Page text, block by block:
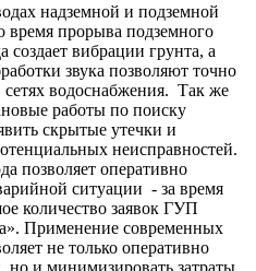
надземной и подземной
прорыва подземного
вибрации грунта, а
звука позволяют точно
водоснабжения. Так же
работы по поиску
скрытые утечки и
неисправностей.
позволяет оперативно
ситуации - за время
количество заявок ГУП
Применение современных
не только оперативно
но и минимизировать затраты